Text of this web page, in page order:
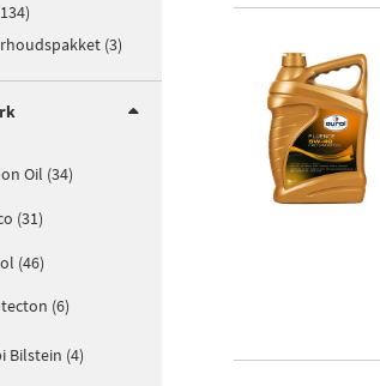
(3)
Oil (34)
(31)
(46)
(6)
Bilstein (4)